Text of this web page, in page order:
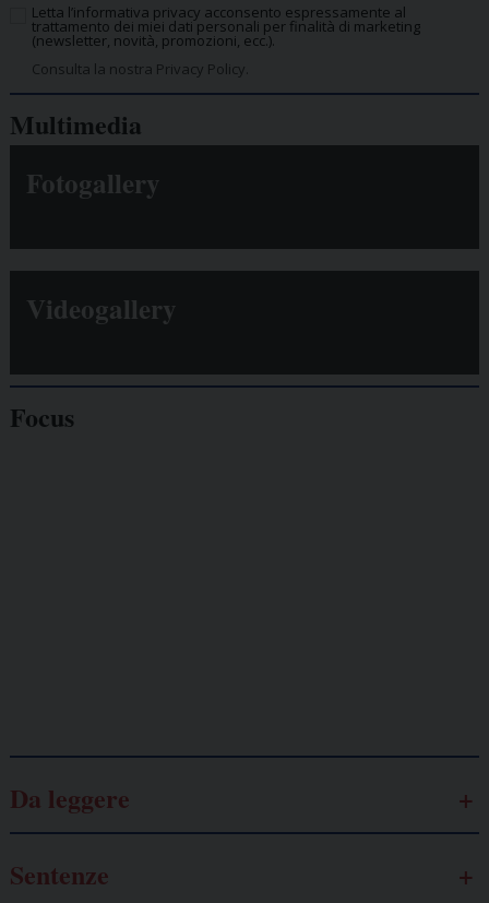
Letta l’informativa privacy acconsento espressamente al
trattamento dei miei dati personali per finalità di marketing
(newsletter, novità, promozioni, ecc.).
Consulta la nostra Privacy Policy.
Multimedia
Fotogallery
Videogallery
Focus
Da leggere
Sentenze